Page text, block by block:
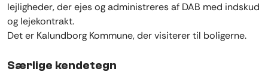
lejligheder, der ejes og administreres af DAB med indskud
og lejekontrakt.
Det er Kalundborg Kommune, der visiterer til boligerne.
Særlige kendetegn